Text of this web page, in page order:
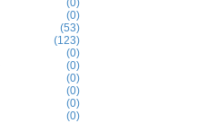
(0)
(0)
(53)
(123)
(0)
(0)
(0)
(0)
(0)
(0)